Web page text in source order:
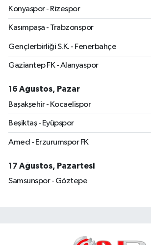
Konyaspor - Rizespor
Kasımpaşa - Trabzonspor
Gençlerbirliği S.K. - Fenerbahçe
Gaziantep FK - Alanyaspor
16 Ağustos, Pazar
Başakşehir - Kocaelispor
Beşiktaş - Eyüpspor
Amed - Erzurumspor FK
17 Ağustos, Pazartesi
Samsunspor - Göztepe